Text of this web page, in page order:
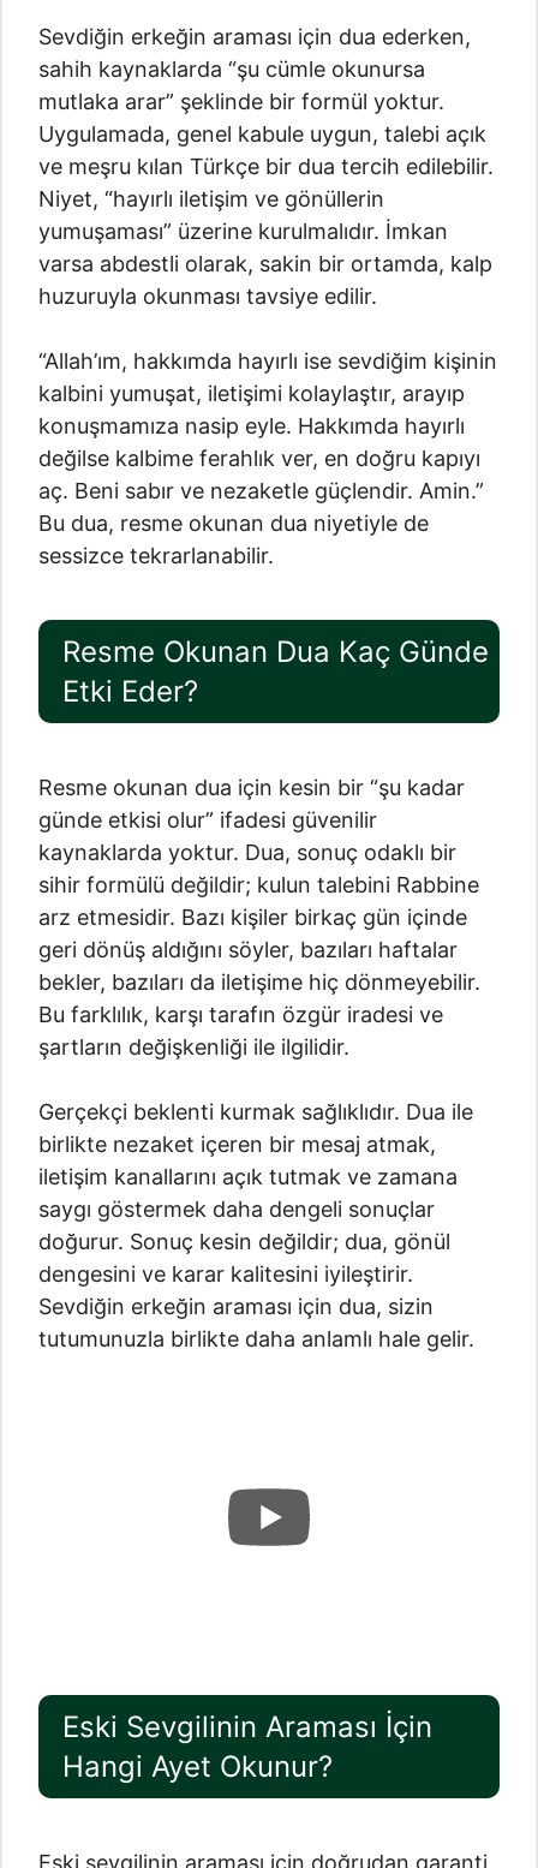
Sevdiğin erkeğin araması için dua ederken,
sahih kaynaklarda “şu cümle okunursa
mutlaka arar” şeklinde bir formül yoktur.
Uygulamada, genel kabule uygun, talebi açık
ve meşru kılan Türkçe bir dua tercih edilebilir.
Niyet, “hayırlı iletişim ve gönüllerin
yumuşaması” üzerine kurulmalıdır. İmkan
varsa abdestli olarak, sakin bir ortamda, kalp
huzuruyla okunması tavsiye edilir.
“Allah’ım, hakkımda hayırlı ise sevdiğim kişinin
kalbini yumuşat, iletişimi kolaylaştır, arayıp
konuşmamıza nasip eyle. Hakkımda hayırlı
değilse kalbime ferahlık ver, en doğru kapıyı
aç. Beni sabır ve nezaketle güçlendir. Amin.”
Bu dua, resme okunan dua niyetiyle de
sessizce tekrarlanabilir.
Resme Okunan Dua Kaç Günde
Etki Eder?
Resme okunan dua için kesin bir “şu kadar
günde etkisi olur” ifadesi güvenilir
kaynaklarda yoktur. Dua, sonuç odaklı bir
sihir formülü değildir; kulun talebini Rabbine
arz etmesidir. Bazı kişiler birkaç gün içinde
geri dönüş aldığını söyler, bazıları haftalar
bekler, bazıları da iletişime hiç dönmeyebilir.
Bu farklılık, karşı tarafın özgür iradesi ve
şartların değişkenliği ile ilgilidir.
Gerçekçi beklenti kurmak sağlıklıdır. Dua ile
birlikte nezaket içeren bir mesaj atmak,
iletişim kanallarını açık tutmak ve zamana
saygı göstermek daha dengeli sonuçlar
doğurur. Sonuç kesin değildir; dua, gönül
dengesini ve karar kalitesini iyileştirir.
Sevdiğin erkeğin araması için dua, sizin
tutumunuzla birlikte daha anlamlı hale gelir.
Eski Sevgilinin Araması İçin
Hangi Ayet Okunur?
Eski sevgilinin araması için doğrudan garanti